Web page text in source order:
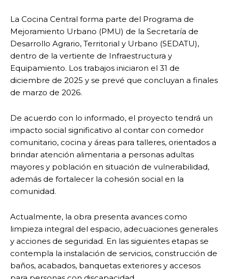
La Cocina Central forma parte del Programa de
Mejoramiento Urbano (PMU) de la Secretaría de
Desarrollo Agrario, Territorial y Urbano (SEDATU),
dentro de la vertiente de Infraestructura y
Equipamiento. Los trabajos iniciaron el 31 de
diciembre de 2025 y se prevé que concluyan a finales
de marzo de 2026.
De acuerdo con lo informado, el proyecto tendrá un
impacto social significativo al contar con comedor
comunitario, cocina y áreas para talleres, orientados a
brindar atención alimentaria a personas adultas
mayores y población en situación de vulnerabilidad,
además de fortalecer la cohesión social en la
comunidad.
Actualmente, la obra presenta avances como
limpieza integral del espacio, adecuaciones generales
y acciones de seguridad. En las siguientes etapas se
contempla la instalación de servicios, construcción de
baños, acabados, banquetas exteriores y accesos